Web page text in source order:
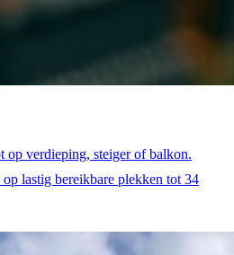
op verdieping, steiger of balkon.
lastig bereikbare plekken tot 34